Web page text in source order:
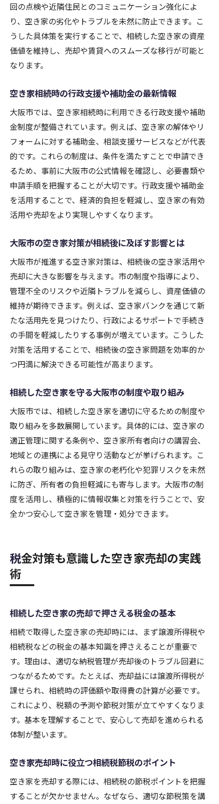
回の点検や近隣住民とのコミュニケーション強化によ
り、空き家の劣化やトラブルを未然に防止できます。こ
うした具体策を実行することで、相続した空き家の資産
価値を維持し、売却や賃貸へのスムーズな移行が可能と
なります。
空き家相続時の行政支援や補助金の最新情報
大阪市では、空き家相続時に利用できる行政支援や補助
金制度が整備されています。例えば、空き家の解体やリ
フォームに対する補助金、相談支援サービスなどが代表
的です。これらの制度は、条件を満たすことで申請でき
るため、事前に大阪市の公式情報を確認し、必要書類や
申請手順を把握することが大切です。行政支援や補助金
を活用することで、経済的負担を軽減し、空き家の有効
活用や売却をより実現しやすくなります。
大阪市の空き家対策が相続後に及ぼす影響とは
大阪市が推進する空き家対策は、相続後の空き家活用や
売却に大きな影響を与えます。市の制度や指導により、
管理不全のリスクや近隣トラブルを減らし、資産価値の
維持が期待できます。例えば、空き家バンクを通じて新
たな活用先を見つけたり、行政によるサポートで手続き
の手間を軽減したりする事例が増えています。こうした
対策を活用することで、相続後の空き家問題を効率的か
つ円満に解決できる可能性が高まります。
相続した空き家を守る大阪市の制度や取り組み
大阪市では、相続した空き家を適切に守るための制度や
取り組みを多数展開しています。具体的には、空き家の
適正管理に関する条例や、空き家所有者向けの講習会、
地域との連携による見守り活動などが挙げられます。こ
れらの取り組みは、空き家の老朽化や犯罪リスクを未然
に防ぎ、所有者の負担軽減にも寄与します。大阪市の制
度を活用し、積極的に情報収集と対策を行うことで、安
全かつ安心して空き家を管理・処分できます。
税金対策も意識した空き家売却の実践
術
相続した空き家の売却で押さえる税金の基本
相続で取得した空き家の売却時には、まず譲渡所得税や
相続税などの税金の基本知識を押さえることが重要で
す。理由は、適切な納税管理が売却後のトラブル回避に
つながるためです。たとえば、売却益には譲渡所得税が
課せられ、相続時の評価額や取得費の計算が必要です。
これにより、税額の予測や節税対策が立てやすくなりま
す。基本を理解することで、安心して売却を進められる
体制が整います。
空き家売却時に役立つ相続税節税のポイント
空き家を売却する際には、相続税の節税ポイントを把握
することが欠かせません。なぜなら、適切な節税策を講